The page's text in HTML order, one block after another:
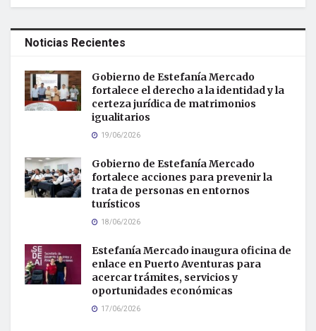
Noticias Recientes
Gobierno de Estefanía Mercado
fortalece el derecho a la identidad y la
certeza jurídica de matrimonios
igualitarios
19/06/2026
Gobierno de Estefanía Mercado
fortalece acciones para prevenir la
trata de personas en entornos
turísticos
18/06/2026
Estefanía Mercado inaugura oficina de
enlace en Puerto Aventuras para
acercar trámites, servicios y
oportunidades económicas
17/06/2026